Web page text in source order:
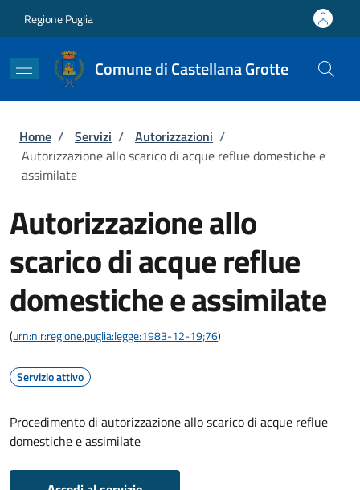
Regione Puglia
Comune di Castellana Grotte
Briciole di pane
Home / Servizi / Autorizzazioni /
Autorizzazione allo scarico di acque reflue domestiche e
assimilate
Autorizzazione allo
scarico di acque reflue
domestiche e assimilate
(urn:nir:regione.puglia:legge:1983-12-19;76)
Servizio attivo
Procedimento di autorizzazione allo scarico di acque reflue
domestiche e assimilate